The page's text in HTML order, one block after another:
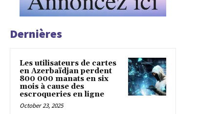
Dernières
Les utilisateurs de cartes
en Azerbaïdjan perdent
800 000 manats en six
mois à cause des
escroqueries en ligne
October 23, 2025